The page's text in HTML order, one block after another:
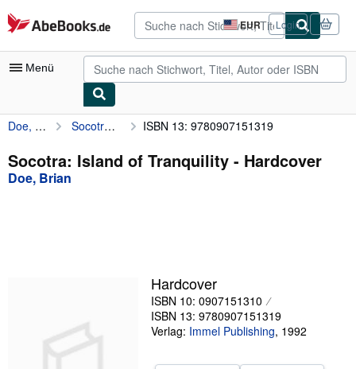
Zum Hauptinhalt
AbeBooks.de EUR
Seite
der
Einkaufseinstellungen.
Login
Menü
Nutzerkonto
Meine Bestellungen
Detailsuche
Verkäufer werden
Doe, Brian Socotra: Island of Tranquility ISBN 13: 9780907151319
Socotra: Island of Tranquility - Hardcover
Doe, Brian
Hardcover
ISBN 10: 0907151310
ISBN 13: 9780907151319
Verlag: Immel Publishing, 1992